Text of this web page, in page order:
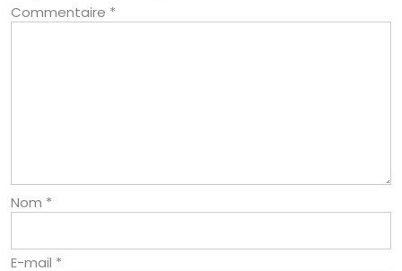
Commentaire *
Nom *
E-mail *